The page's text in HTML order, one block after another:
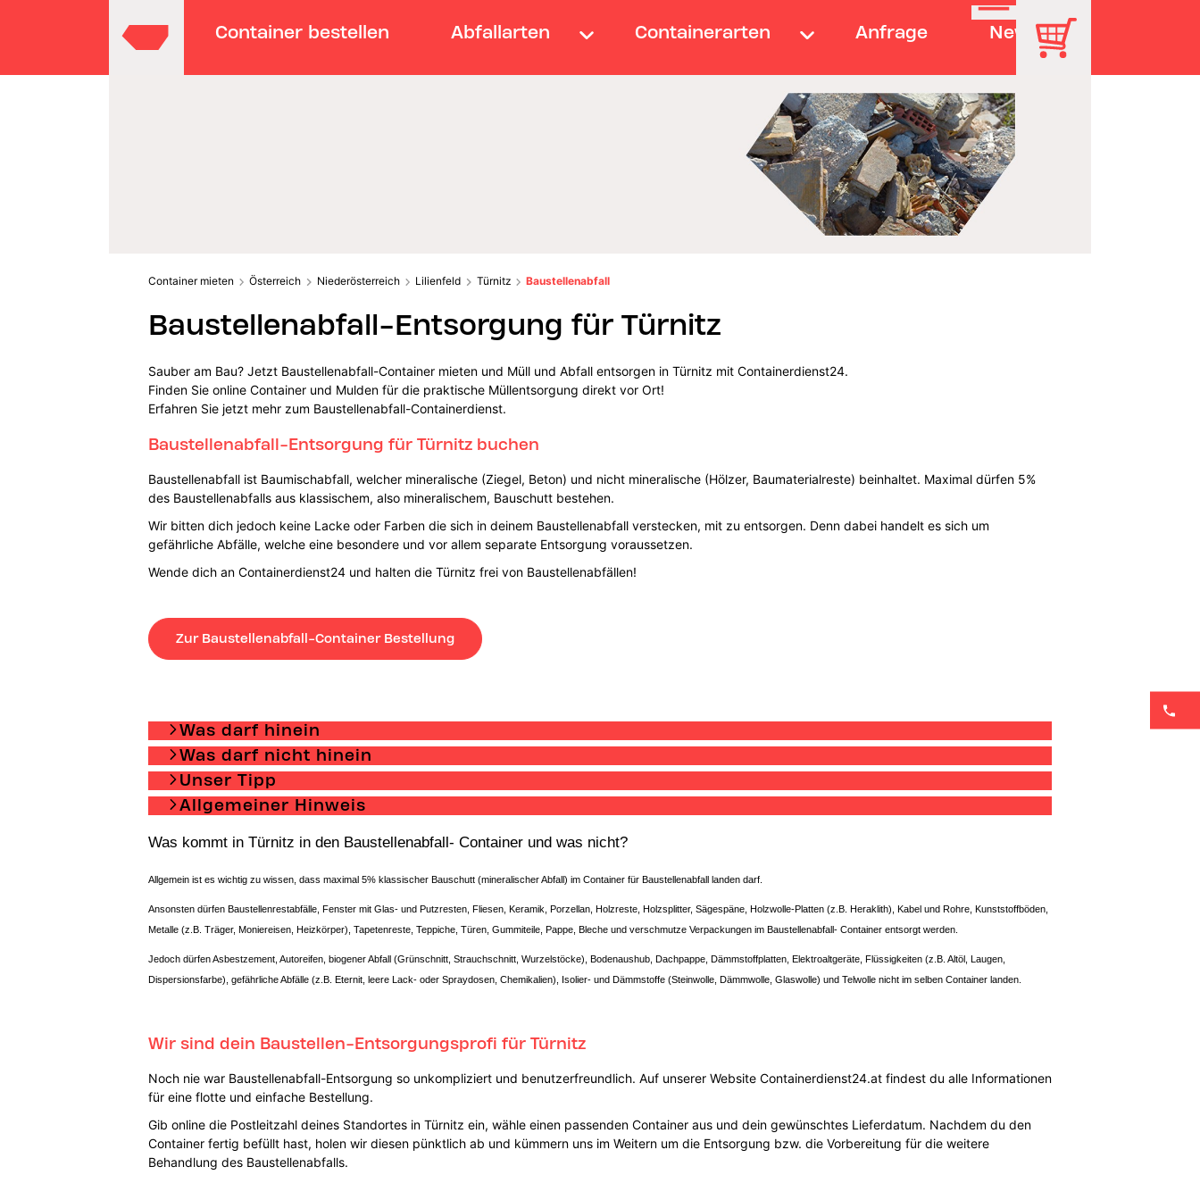
Container bestellen Abfallarten Containerarten Anfrage News
Container mieten Österreich Niederösterreich Lilienfeld Türnitz Baustellenabfall
Baustellenabfall-Entsorgung für Türnitz
Sauber am Bau? Jetzt Baustellenabfall-Container mieten und Müll und Abfall entsorgen in Türnitz mit Containerdienst24.
Finden Sie online Container und Mulden für die praktische Müllentsorgung direkt vor Ort!
Erfahren Sie jetzt mehr zum Baustellenabfall-Containerdienst.
Baustellenabfall-Entsorgung für Türnitz buchen
Baustellenabfall ist Baumischabfall, welcher mineralische (Ziegel, Beton) und nicht mineralische (Hölzer, Baumaterialreste) beinhaltet. Maximal dürfen 5%
des Baustellenabfalls aus klassischem, also mineralischem, Bauschutt bestehen.
Wir bitten dich jedoch keine Lacke oder Farben die sich in deinem Baustellenabfall verstecken, mit zu entsorgen. Denn dabei handelt es sich um
gefährliche Abfälle, welche eine besondere und vor allem separate Entsorgung voraussetzen.
Wende dich an Containerdienst24 und halten die Türnitz frei von Baustellenabfällen!
Zur Baustellenabfall-Container Bestellung
Was darf hinein
Was darf nicht hinein
Unser Tipp
Allgemeiner Hinweis
Was kommt in Türnitz in den Baustellenabfall- Container und was nicht?
Allgemein ist es wichtig zu wissen, dass maximal 5% klassischer Bauschutt (mineralischer Abfall) im Container für Baustellenabfall landen darf.
Ansonsten dürfen Baustellenrestabfälle, Fenster mit Glas- und Putzresten, Fliesen, Keramik, Porzellan, Holzreste, Holzsplitter, Sägespäne, Holzwolle-Platten (z.B. Heraklith), Kabel und Rohre, Kunststoffböden,
Metalle (z.B. Träger, Moniereisen, Heizkörper), Tapetenreste, Teppiche, Türen, Gummiteile, Pappe, Bleche und verschmutze Verpackungen im Baustellenabfall- Container entsorgt werden.
Jedoch dürfen Asbestzement, Autoreifen, biogener Abfall (Grünschnitt, Strauchschnitt, Wurzelstöcke), Bodenaushub, Dachpappe, Dämmstoffplatten, Elektroaltgeräte, Flüssigkeiten (z.B. Altöl, Laugen,
Dispersionsfarbe), gefährliche Abfälle (z.B. Eternit, leere Lack- oder Spraydosen, Chemikalien), Isolier- und Dämmstoffe (Steinwolle, Dämmwolle, Glaswolle) und Telwolle nicht im selben Container landen.
Wir sind dein Baustellen-Entsorgungsprofi für Türnitz
Noch nie war Baustellenabfall-Entsorgung so unkompliziert und benutzerfreundlich. Auf unserer Website Containerdienst24.at findest du alle Informationen
für eine flotte und einfache Bestellung.
Gib online die Postleitzahl deines Standortes in Türnitz ein, wähle einen passenden Container aus und dein gewünschtes Lieferdatum. Nachdem du den
Container fertig befüllt hast, holen wir diesen pünktlich ab und kümmern uns im Weitern um die Entsorgung bzw. die Vorbereitung für die weitere
Behandlung des Baustellenabfalls.